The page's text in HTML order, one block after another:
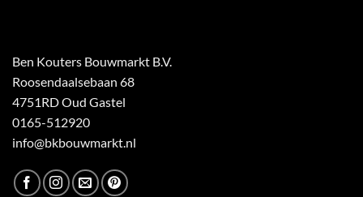
Ben Kouters Bouwmarkt B.V.
Roosendaalsebaan 68
4751RD Oud Gastel
0165-512920
info@bkbouwmarkt.nl